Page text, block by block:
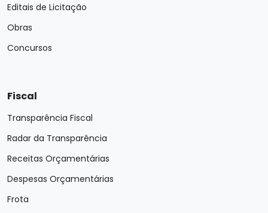
Editais de Licitação
Obras
Concursos
Fiscal
Transparência Fiscal
Radar da Transparência
Receitas Orçamentárias
Despesas Orçamentárias
Frota